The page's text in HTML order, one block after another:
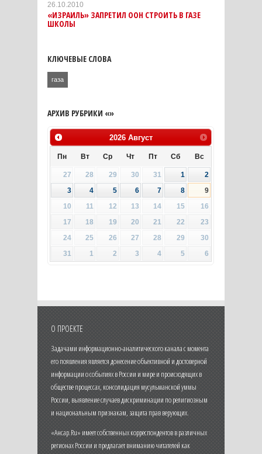
26.10.2010
«ИЗРАИЛЬ» ЗАПРЕТИЛ ООН СТРОИТЬ В ГАЗЕ
ШКОЛЫ
КЛЮЧЕВЫЕ СЛОВА
газа
АРХИВ РУБРИКИ «»
2026 Август
Пн Вт Ср Чт Пт Сб Вс
27 28 29 30 31 1
2
3
4 5 6 7 8
9
10
11 12 13 14 15
16
17
18 19 20 21 22
23
24
25 26 27 28 29
30
31
1 2 3 4 5 6
О ПРОЕКТЕ
Задачами информационно-аналитического канала с момента
его появления является донесение объективной и достоверной
информации о событиях в России и мире и происходящих в
обществе процессах, консолидация мусульманской уммы
России, выявление случаев дискриминации по религиозным
и национальным признакам, защита прав верующих.
«Ансар.Ru» имеет собственных корреспондентов в различных
регионах России и предлагает вниманию читателей как